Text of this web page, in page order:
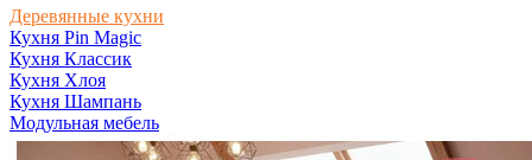
Деревянные кухни
Кухня Pin Magic
Кухня Классик
Кухня Хлоя
Кухня Шампань
Модульная мебель